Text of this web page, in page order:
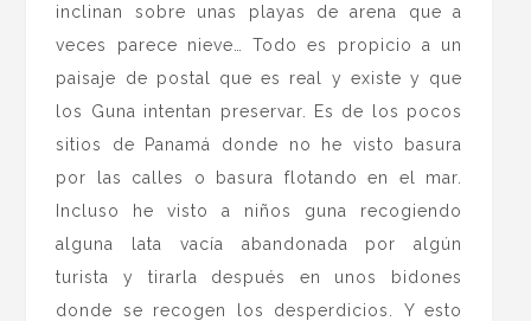
inclinan sobre unas playas de arena que a
veces parece nieve… Todo es propicio a un
paisaje de postal que es real y existe y que
los Guna intentan preservar. Es de los pocos
sitios de Panamá donde no he visto basura
por las calles o basura flotando en el mar.
Incluso he visto a niños guna recogiendo
alguna lata vacía abandonada por algún
turista y tirarla después en unos bidones
donde se recogen los desperdicios. Y esto